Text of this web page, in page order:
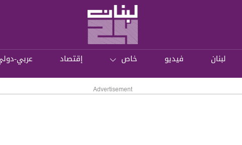
لبنان فيديو خاص إقتصاد عربي-
Advertisement